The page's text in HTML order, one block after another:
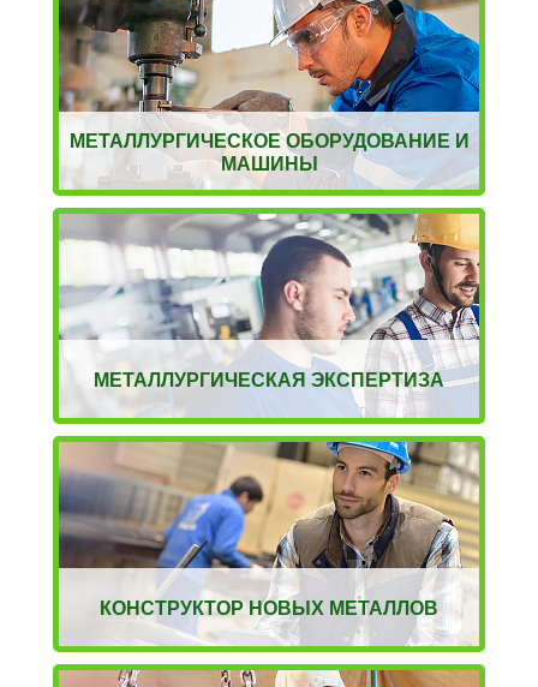
МЕТАЛЛУРГИЧЕСКОЕ ОБОРУДОВАНИЕ И
МАШИНЫ
МЕТАЛЛУРГИЧЕСКАЯ ЭКСПЕРТИЗА
КОНСТРУКТОР НОВЫХ МЕТАЛЛОВ